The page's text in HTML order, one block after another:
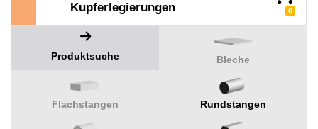
Kupferlegierungen
0
Produktsuche Bleche
Flachstangen Rundstangen